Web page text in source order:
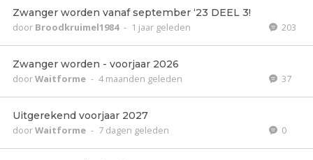
Zwanger worden vanaf september ‘23 DEEL 3!
door Broodkruimel1984 - 1 jaar geleden 203
Zwanger worden - voorjaar 2026
doorWaitforme - 4 maanden geleden 37
Uitgerekend voorjaar 2027
doorWaitforme - 7 dagen geleden 0